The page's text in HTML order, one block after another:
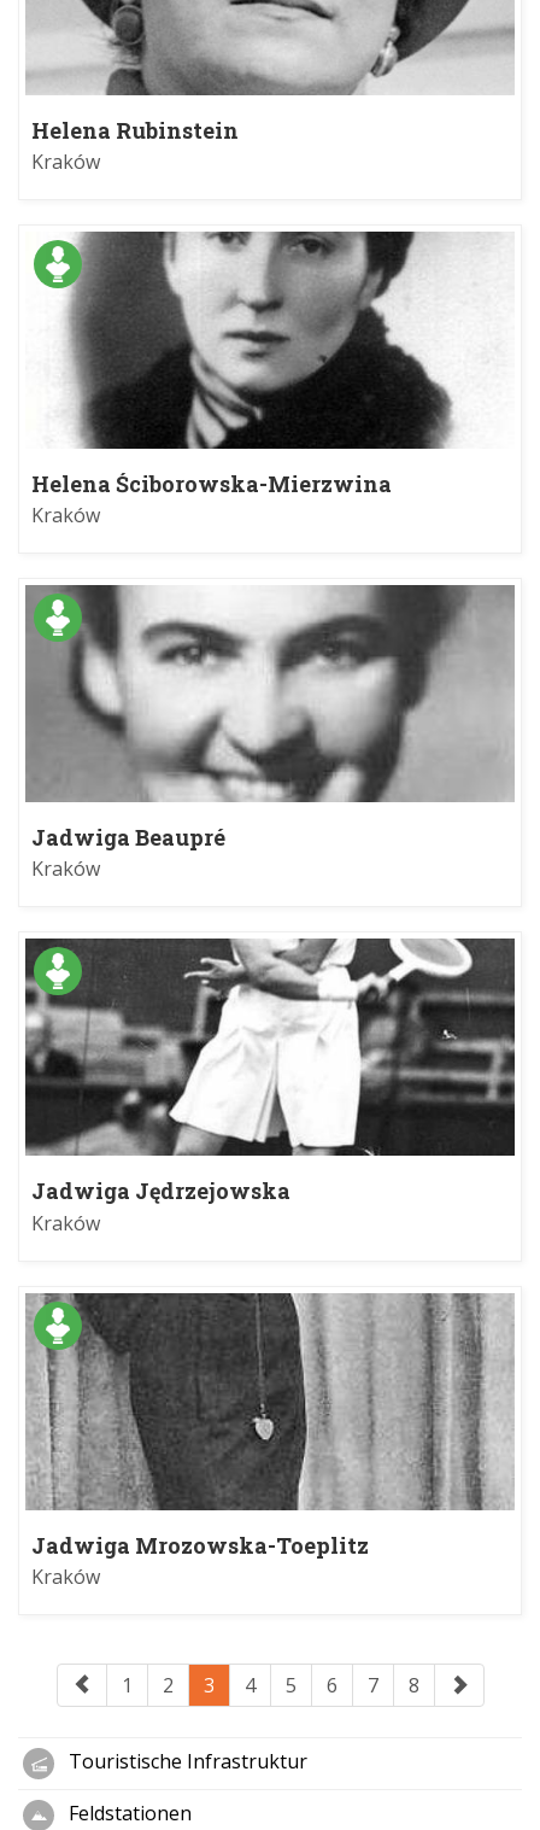
Helena Rubinstein
Kraków
Helena Ściborowska-Mierzwina
Kraków
Jadwiga Beaupré
Kraków
Jadwiga Jędrzejowska
Kraków
Jadwiga Mrozowska-Toeplitz
Kraków
1 2 3 4 5 6 7 8
Touristische Infrastruktur
Feldstationen